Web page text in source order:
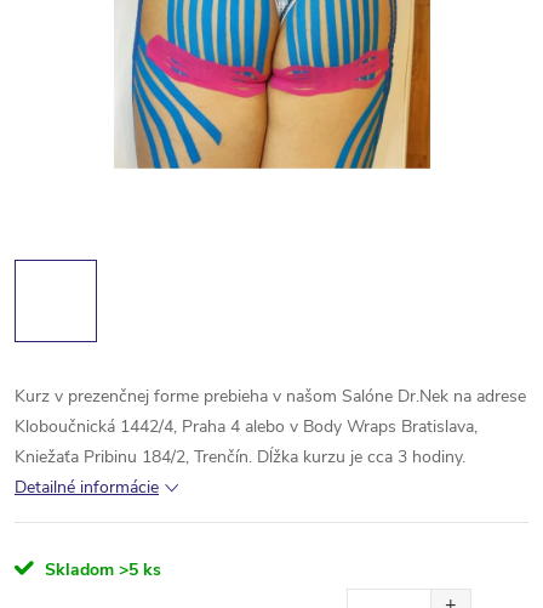
Kurz v prezenčnej forme prebieha v našom Salóne Dr.Nek na adrese
Kloboučnická 1442/4, Praha 4 alebo v Body Wraps Bratislava,
Kniežaťa Pribinu 184/2, Trenčín. Dĺžka kurzu je cca 3 hodiny.
Detailné informácie
Skladom >5 ks